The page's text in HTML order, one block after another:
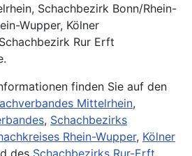
Schachbezirk Bonn/Rhein-
Wupper, Kölner
Rur Erft
finden Sie auf den
Mittelrhein,
, Schachbezirks
Rhein-Wupper, Kölner